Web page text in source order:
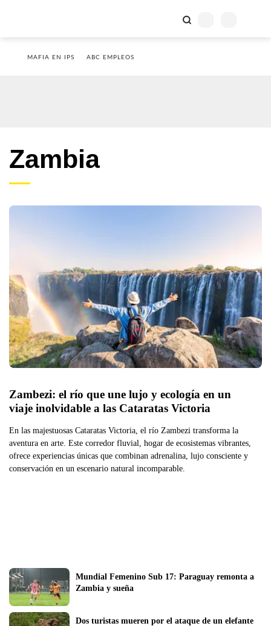
MAFIA EN IPS ABC EMPLEOS
Zambia
Zambezi: el río que une lujo y ecología en un
viaje inolvidable a las Cataratas Victoria
En las majestuosas Cataratas Victoria, el río Zambezi transforma la
aventura en arte. Este corredor fluvial, hogar de ecosistemas vibrantes,
ofrece experiencias únicas que combinan adrenalina, lujo consciente y
conservación en un escenario natural incomparable.
Mundial Femenino Sub 17: Paraguay remonta a
Zambia y sueña
Dos turistas mueren por el ataque de un elefante